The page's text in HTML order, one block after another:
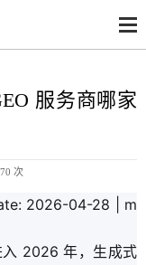
服务商哪家
次
2026-04-28 | m
2026 年，生成式